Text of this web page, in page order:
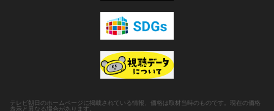
テレビ朝日のホームページに掲載されている情報、価格は取材当時のものです。現在の価格
表示と異なる場合があります。